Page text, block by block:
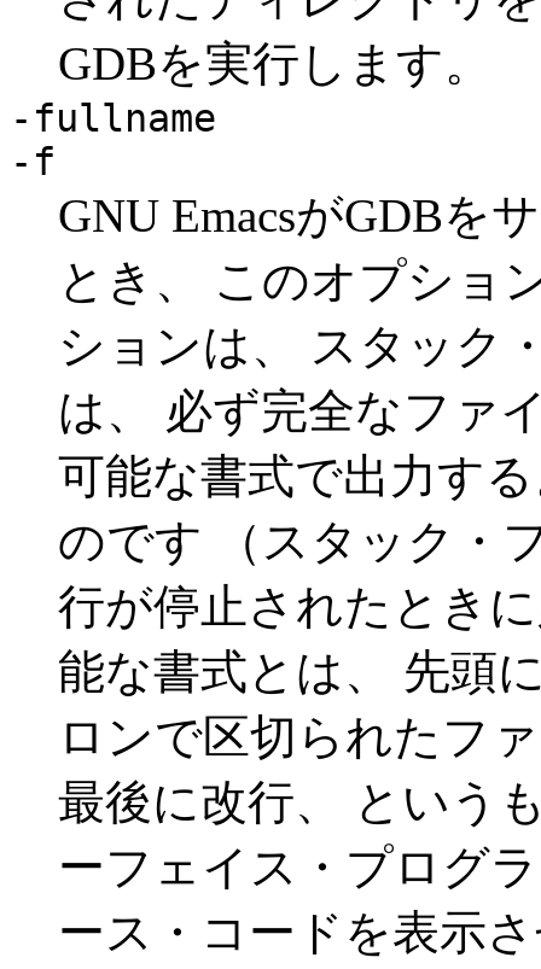
GDBを実行します。
-fullname
-f
GNU EmacsがGDBを
とき、 このオプショ
ションは、 スタック
は、 必ず完全なファ
可能な書式で出力す
のです （スタック・
行が停止されたとき
能な書式とは、 先頭
ロンで区切られたフ
最後に改行、 という
ーフェイス・プログ
ース・コードを表示